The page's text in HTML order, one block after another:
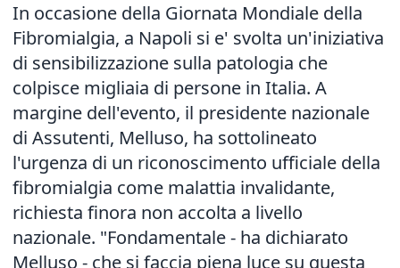
In occasione della Giornata Mondiale della
Fibromialgia, a Napoli si e' svolta un'iniziativa
di sensibilizzazione sulla patologia che
colpisce migliaia di persone in Italia. A
margine dell'evento, il presidente nazionale
di Assutenti, Melluso, ha sottolineato
l'urgenza di un riconoscimento ufficiale della
fibromialgia come malattia invalidante,
richiesta finora non accolta a livello
nazionale. "Fondamentale - ha dichiarato
Melluso - che si faccia piena luce su questa